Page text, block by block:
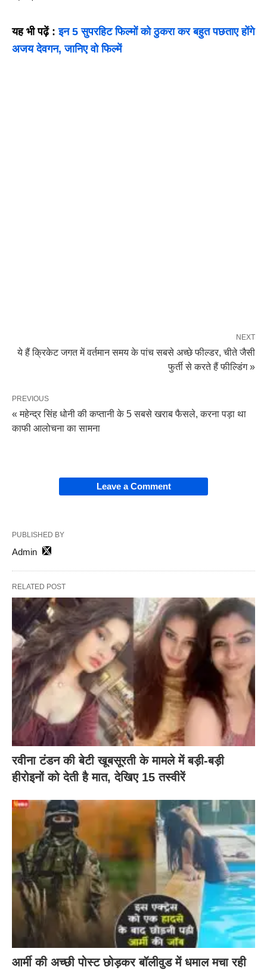
यह भी पढ़ें :इन 5 सुपरहिट फिल्मों को ठुकरा कर बहुत पछताए होंगे
अजय देवगन, जानिए वो फिल्में
NEXT
ये हैं क्रिकेट जगत में वर्तमान समय के पांच सबसे अच्छे फील्डर, चीते जैसी
फुर्ती से करते हैं फील्डिंग »
PREVIOUS
« महेन्द्र सिंह धोनी की कप्तानी के 5 सबसे खराब फैसले, करना पड़ा था
काफी आलोचना का सामना
Leave a Comment
PUBLISHED BY
Admin
RELATED POST
रवीना टंडन की बेटी खूबसूरती के मामले में बड़ी-बड़ी
हीरोइनों को देती है मात, देखिए 15 तस्वीरें
आर्मी की अच्छी पोस्ट छोड़कर बॉलीवुड में धमाल मचा रही